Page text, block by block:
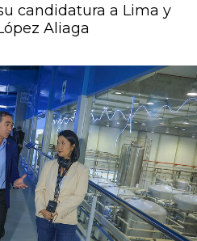
candidatura a Lima y
Aliaga